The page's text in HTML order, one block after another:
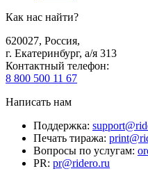
Как нас найти?
620027, Россия,
г. Екатеринбург, а/я 313
Контактный телефон:
8 800 500 11 67
Написать нам
Поддержка:
Печать тиража:
Вопросы по услугам:
PR: pr@ridero.ru